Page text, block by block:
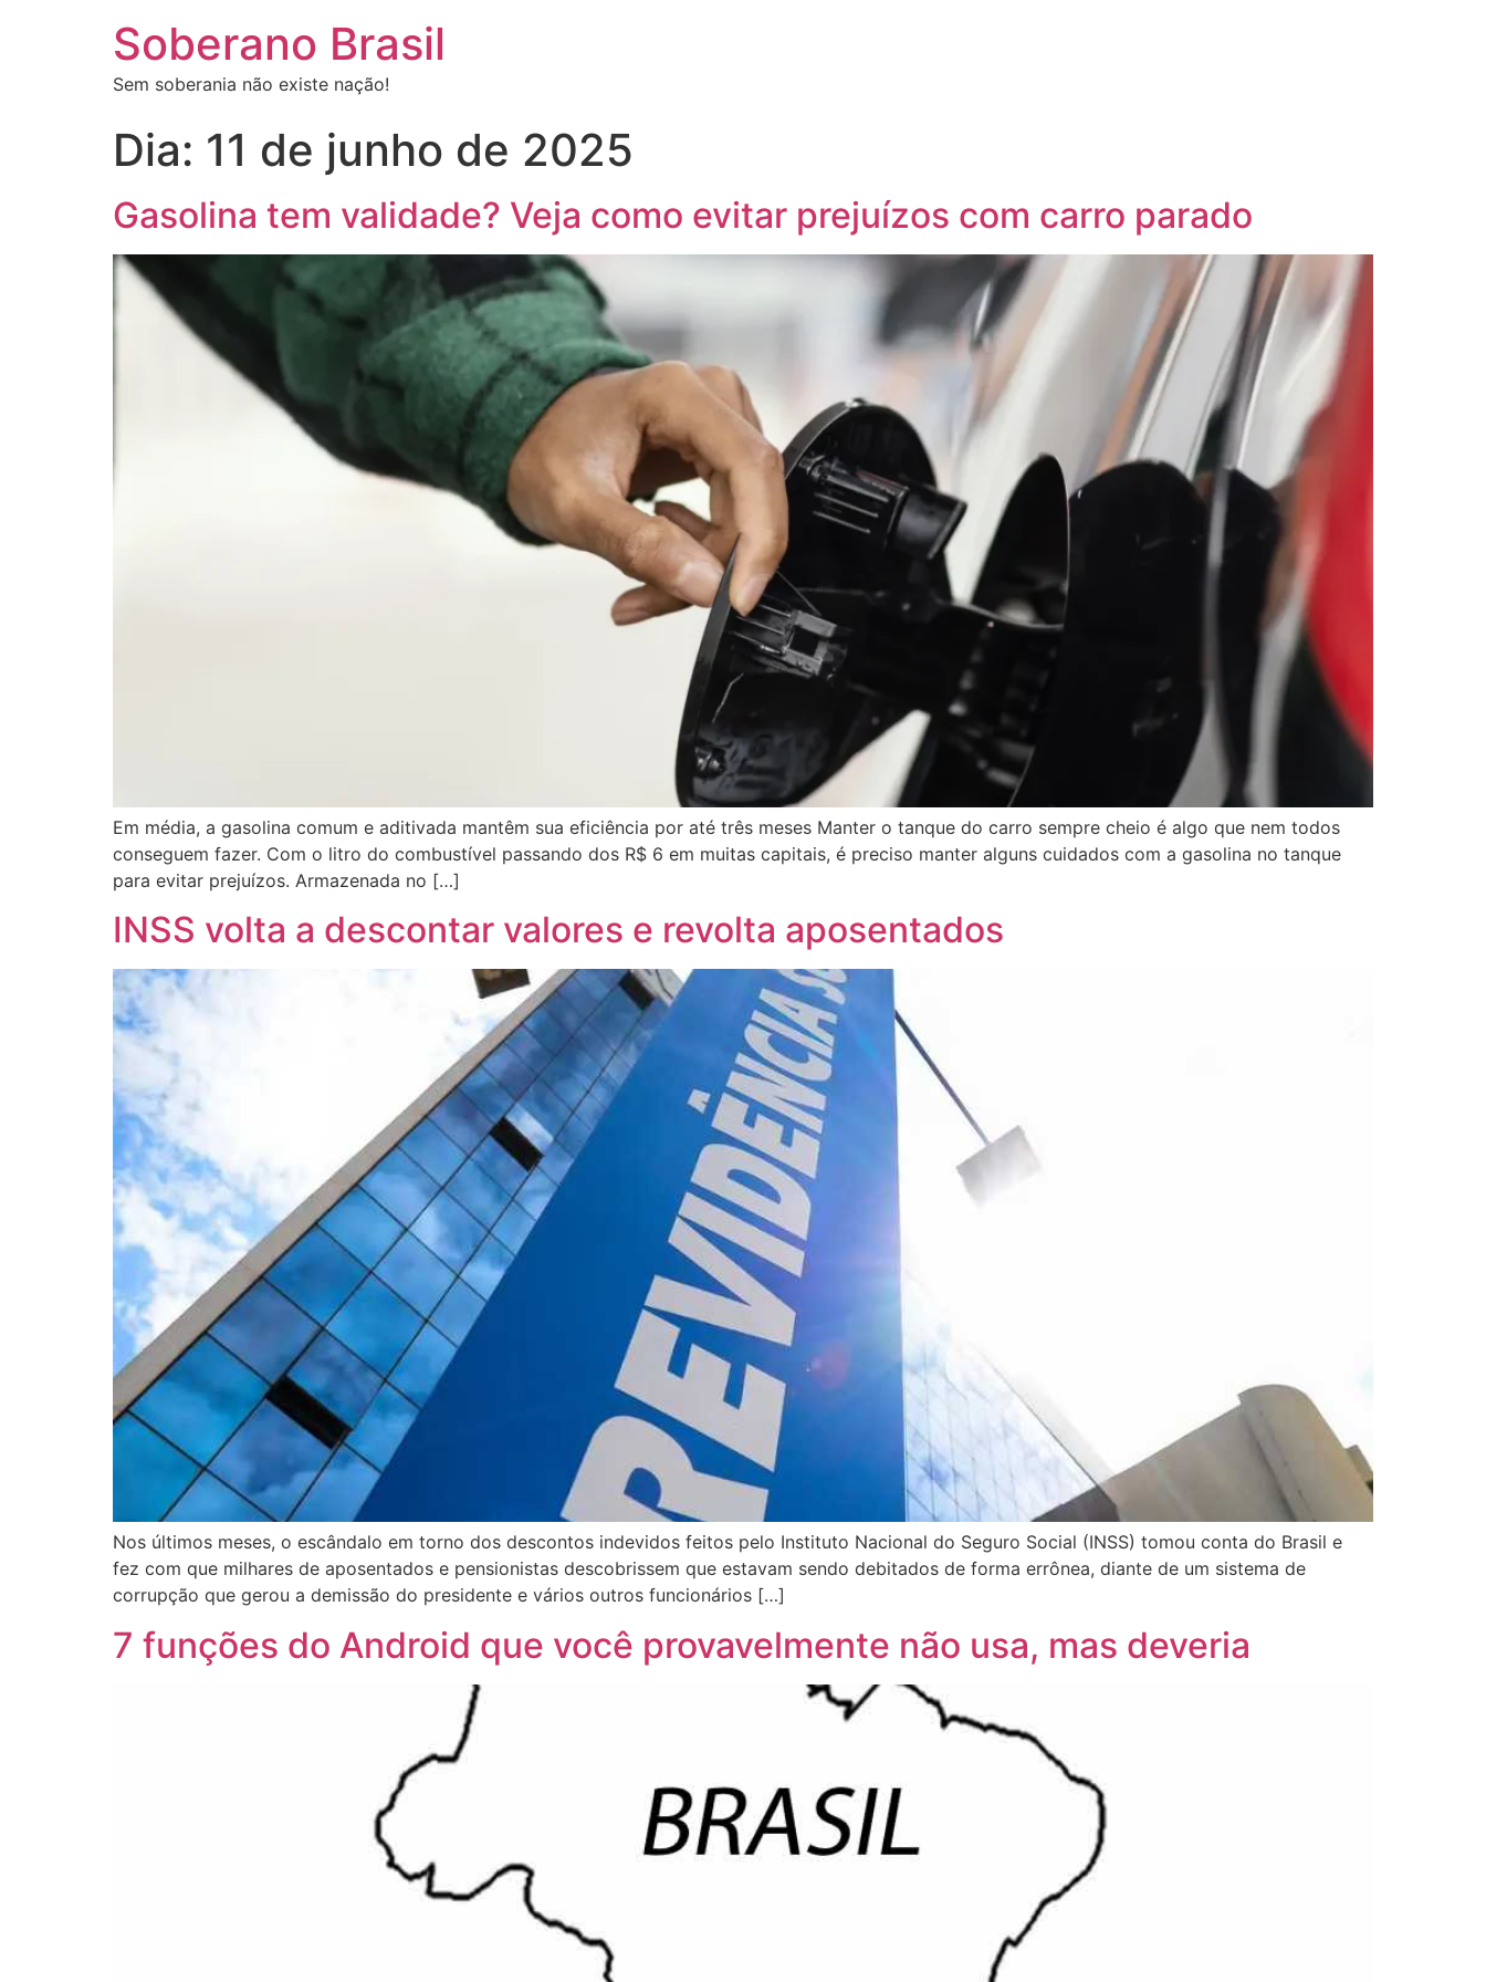
Soberano Brasil
Sem soberania não existe nação!
Dia: 11 de junho de 2025
Gasolina tem validade? Veja como evitar prejuízos com carro parado
Em média, a gasolina comum e aditivada mantêm sua eficiência por até três meses Manter o tanque do carro sempre cheio é algo que nem todos
conseguem fazer. Com o litro do combustível passando dos R$ 6 em muitas capitais, é preciso manter alguns cuidados com a gasolina no tanque
para evitar prejuízos. Armazenada no […]
INSS volta a descontar valores e revolta aposentados
Nos últimos meses, o escândalo em torno dos descontos indevidos feitos pelo Instituto Nacional do Seguro Social (INSS) tomou conta do Brasil e
fez com que milhares de aposentados e pensionistas descobrissem que estavam sendo debitados de forma errônea, diante de um sistema de
corrupção que gerou a demissão do presidente e vários outros funcionários […]
7 funções do Android que você provavelmente não usa, mas deveria